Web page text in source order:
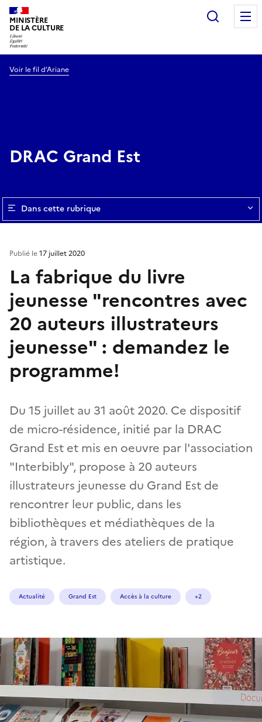
MINISTÈRE
DE LA CULTURE
Voir le fil d’Ariane
DRAC Grand Est
Dans cette rubrique
La fabrique du livre
jeunesse "rencontres avec
20 auteurs illustrateurs
jeunesse" : demandez le
programme!
Du 15 juillet au 31 août 2020. Ce dispositif
de micro-résidence, initié par la DRAC
Grand Est et mis en oeuvre par l'association
"Interbibly", propose à 20 auteurs
illustrateurs jeunesse du Grand Est de
rencontrer leur public, dans les
bibliothèques et médiathèques de la
région, à travers des ateliers de pratique
artistique.
Publié le17 juillet 2020
Actualité Grand Est Accès à la culture +2